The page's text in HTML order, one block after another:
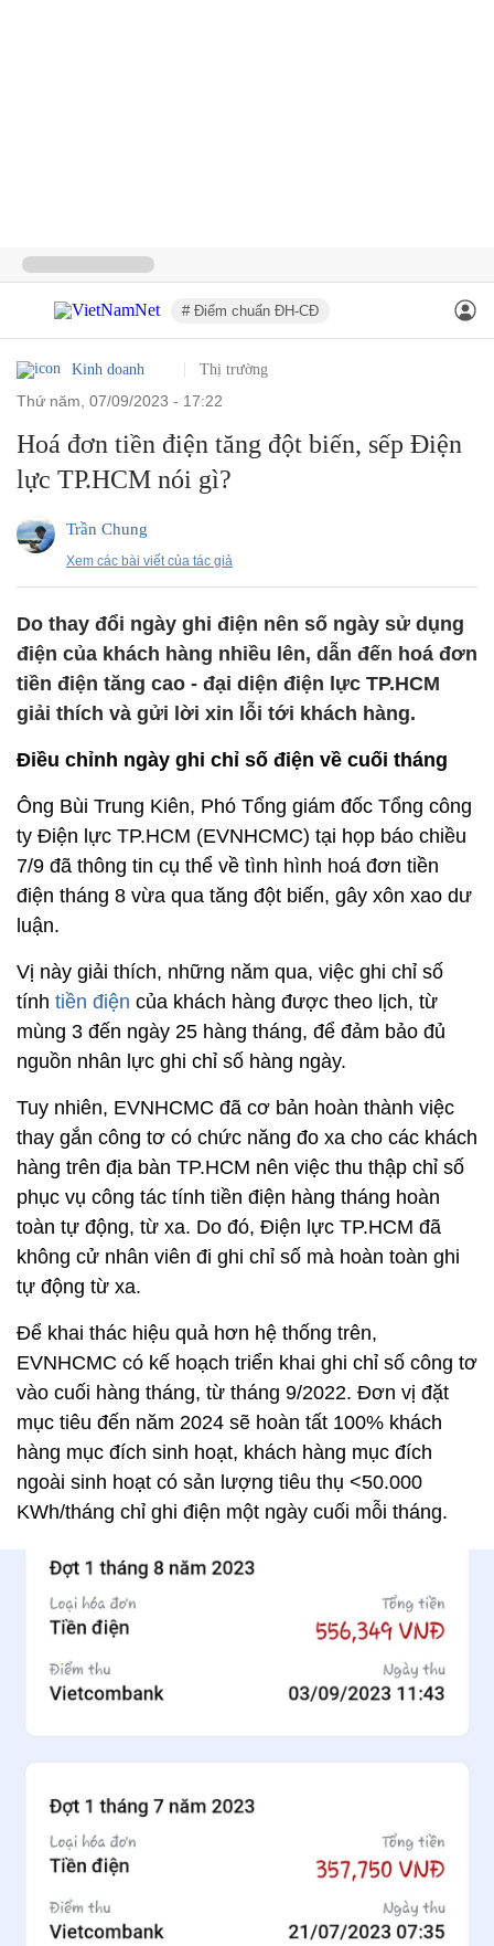
# Điểm chuẩn ĐH-CĐ
Kinh doanh Thị trường
thứ năm, 07/09/2023 - 17:22
Hoá đơn tiền điện tăng đột biến, sếp Điện
lực TP.HCM nói gì?
Trần Chung
Xem các bài viết của tác giả
Do thay đổi ngày ghi điện nên số ngày sử dụng
điện của khách hàng nhiều lên, dẫn đến hoá đơn
tiền điện tăng cao - đại diện điện lực TP.HCM
giải thích và gửi lời xin lỗi tới khách hàng.
Điều chỉnh ngày ghi chỉ số điện về cuối tháng
Ông Bùi Trung Kiên, Phó Tổng giám đốc Tổng công
ty Điện lực TP.HCM (EVNHCMC) tại họp báo chiều
7/9 đã thông tin cụ thể về tình hình hoá đơn tiền
điện tháng 8 vừa qua tăng đột biến, gây xôn xao dư
luận.
Vị này giải thích, những năm qua, việc ghi chỉ số
tính tiền điện của khách hàng được theo lịch, từ
mùng 3 đến ngày 25 hàng tháng, để đảm bảo đủ
nguồn nhân lực ghi chỉ số hàng ngày.
Tuy nhiên, EVNHCMC đã cơ bản hoàn thành việc
thay gắn công tơ có chức năng đo xa cho các khách
hàng trên địa bàn TP.HCM nên việc thu thập chỉ số
phục vụ công tác tính tiền điện hàng tháng hoàn
toàn tự động, từ xa. Do đó, Điện lực TP.HCM đã
không cử nhân viên đi ghi chỉ số mà hoàn toàn ghi
tự động từ xa.
Để khai thác hiệu quả hơn hệ thống trên,
EVNHCMC có kế hoạch triển khai ghi chỉ số công tơ
vào cuối hàng tháng, từ tháng 9/2022. Đơn vị đặt
mục tiêu đến năm 2024 sẽ hoàn tất 100% khách
hàng mục đích sinh hoạt, khách hàng mục đích
ngoài sinh hoạt có sản lượng tiêu thụ <50.000
KWh/tháng chỉ ghi điện một ngày cuối mỗi tháng.